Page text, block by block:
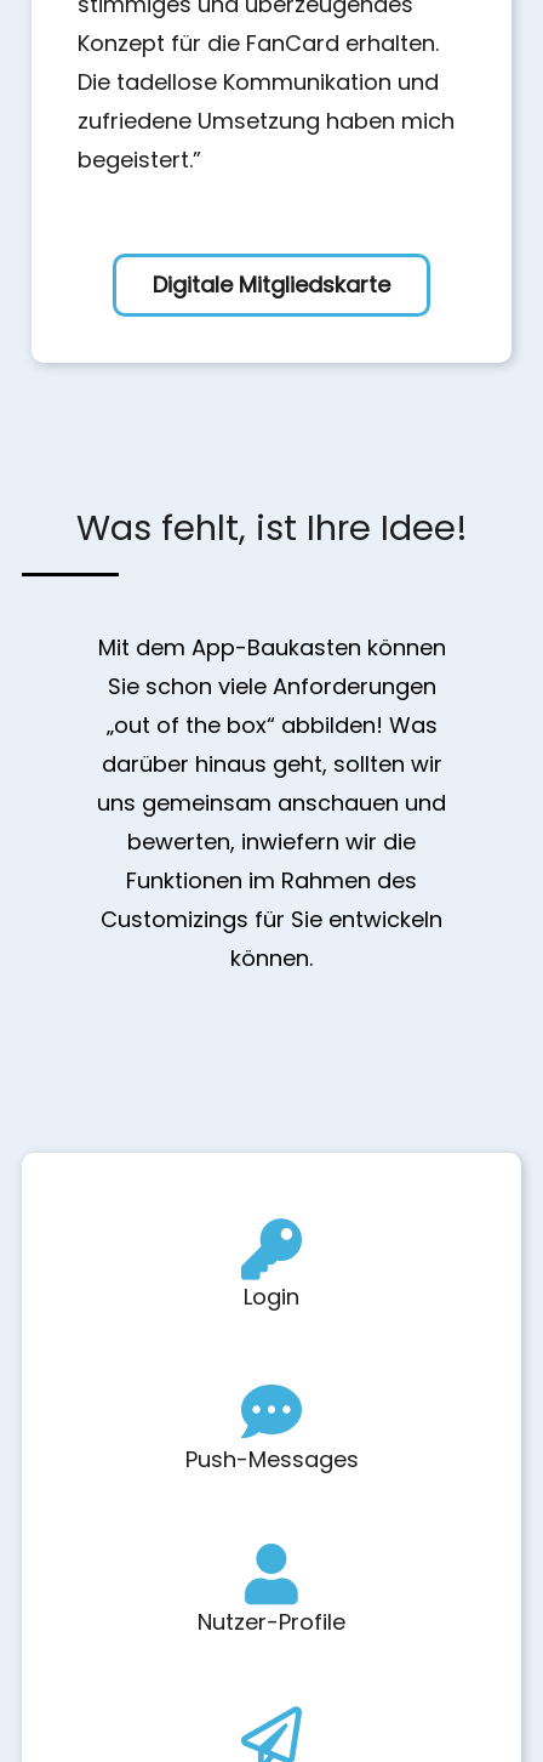
Konzept für die FanCard erhalten.
Die tadellose Kommunikation und
zufriedene Umsetzung haben mich
begeistert.”
Digitale Mitgliedskarte
Was fehlt, ist Ihre Idee!
Mit dem App-Baukasten können
Sie schon viele Anforderungen
„out of the box“ abbilden! Was
darüber hinaus geht, sollten wir
uns gemeinsam anschauen und
bewerten, inwiefern wir die
Funktionen im Rahmen des
Customizings für Sie entwickeln
können.
Login
Push-Messages
Nutzer-Profile